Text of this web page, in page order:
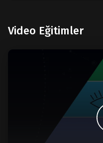
Video Eğitimler